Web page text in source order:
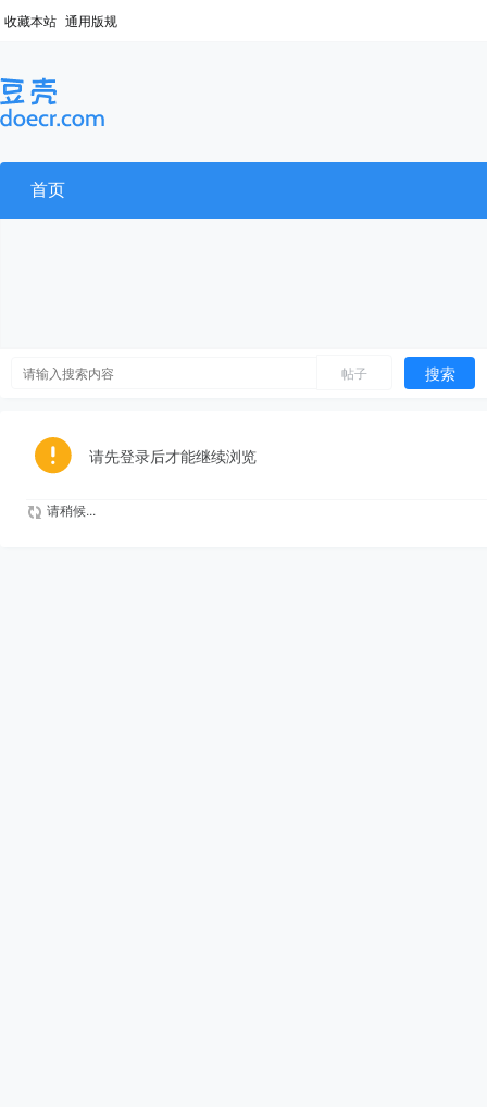
收藏本站 通用版规
首页
帖子 搜索
请先登录后才能继续浏览
请稍候...